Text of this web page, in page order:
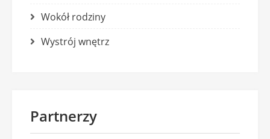
Wokół rodziny
Wystrój wnętrz
Partnerzy